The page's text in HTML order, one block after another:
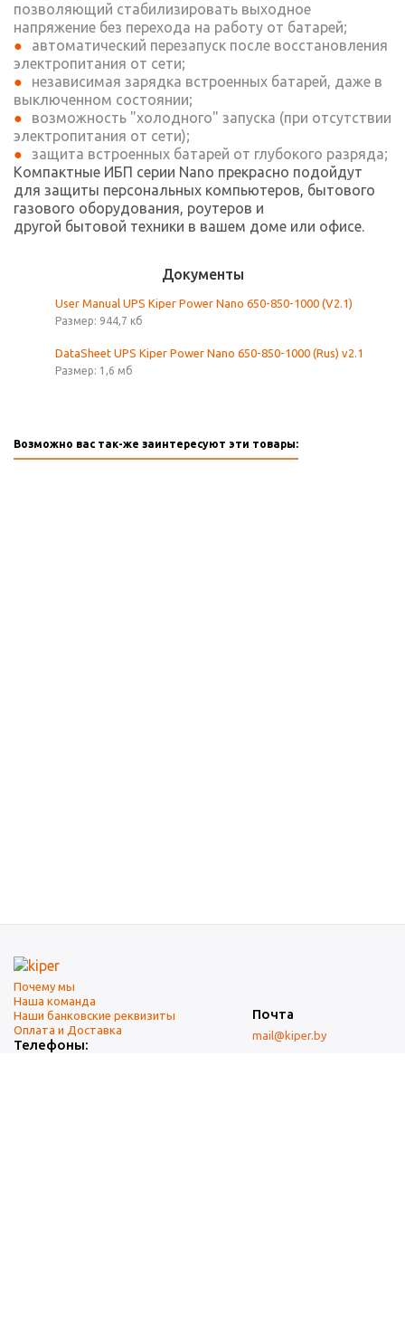
позволяющий стабилизировать выходное
напряжение без перехода на работу от батарей;
автоматический перезапуск после восстановления
электропитания от сети;
независимая зарядка встроенных батарей, даже в
выключенном состоянии;
возможность "холодного" запуска (при отсутствии
электропитания от сети);
защита встроенных батарей от глубокого разряда;
Компактные ИБП серии Nano прекрасно подойдут
для защиты персональных компьютеров, бытового
газового оборудования, роутеров и
другой бытовой техники в вашем доме или офисе.
Документы
User Manual UPS Kiper Power Nano 650-850-1000 (V2.1)
Размер: 944,7 кб
DataSheet UPS Kiper Power Nano 650-850-1000 (Rus) v2.1
Размер: 1,6 мб
Возможно вас так-же заинтересуют эти товары:
Почему мы
Наша команда
Наши банковские реквизиты
Оплата и Доставка
Телефоны:
Почта
mail@kiper.by